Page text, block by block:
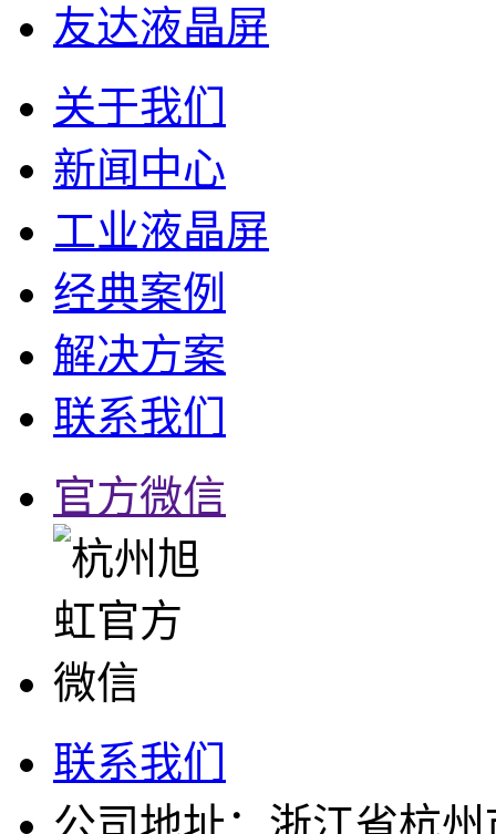
友达液晶屏
关于我们
新闻中心
工业液晶屏
经典案例
解决方案
联系我们
官方微信
联系我们